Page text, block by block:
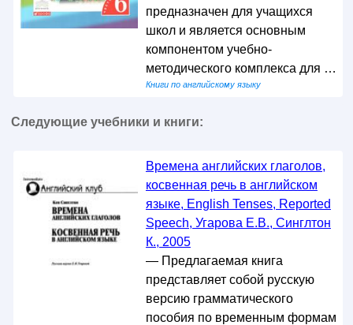
предназначен для учащихся
школ и является основным
компонентом учебно-
методического комплекса для …
Книги по английскому языку
Следующие учебники и книги:
Времена английских глаголов,
косвенная речь в английском
языке, English Tenses, Reported
Speech, Угарова Е.В., Синглтон
К., 2005
— Предлагаемая книга
представляет собой русскую
версию грамматического
пособия по временным формам